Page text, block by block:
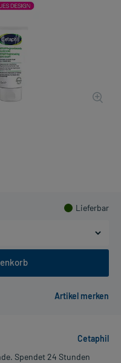
Lieferbar
Cetaphil
Spendet 24 Stunden